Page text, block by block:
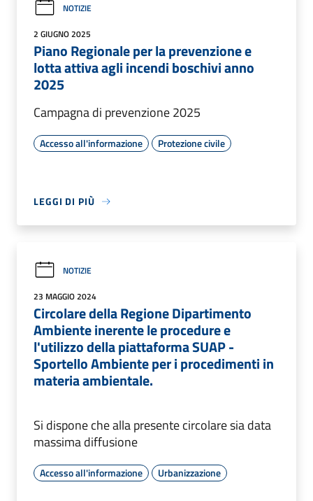
NOTIZIE
2 GIUGNO 2025
Piano Regionale per la prevenzione e
lotta attiva agli incendi boschivi anno
2025
Campagna di prevenzione 2025
Accesso all'informazione Protezione civile
LEGGI DI PIÙ
NOTIZIE
23 MAGGIO 2024
Circolare della Regione Dipartimento
Ambiente inerente le procedure e
l'utilizzo della piattaforma SUAP -
Sportello Ambiente per i procedimenti in
materia ambientale.
Si dispone che alla presente circolare sia data
massima diffusione
Accesso all'informazione Urbanizzazione